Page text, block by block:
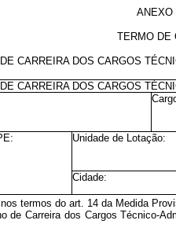
ANEXO
TERMO DE
CARREIRA DOS CARGOS
CARREIRA DOS CARGOS
Unidade de Lotação:
Cidade:
termos do art. 14 da Medida
de Carreira dos Cargos Técnico-